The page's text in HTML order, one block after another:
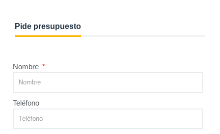
Pide presupuesto
Nombre
Teléfono